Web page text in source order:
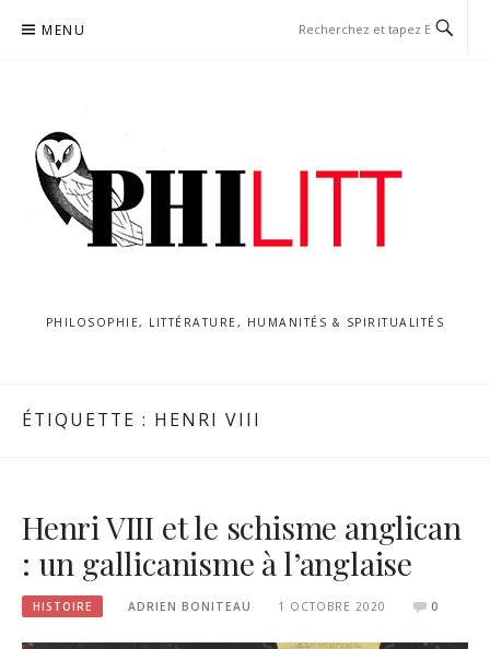
MENU
PHILOSOPHIE, LITTÉRATURE, HUMANITÉS & SPIRITUALITÉS
ÉTIQUETTE : HENRI VIII
Henri VIII et le schisme anglican
: un gallicanisme à l’anglaise
HISTOIRE ADRIEN BONITEAU 1 OCTOBRE 2020 0